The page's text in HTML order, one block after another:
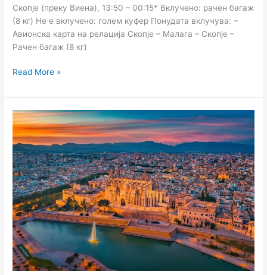
Скопје (преку Виена), 13:50 – 00:15* Вклучено: рачен багаж
(8 кг) Не е вклучено: голем куфер Понудата вклучува: –
Авионска карта на релација Скопје – Малага – Скопје –
Рачен багаж (8 кг)
Read More »
Палма
Де
Мајорка
04.08-
12.08.2026